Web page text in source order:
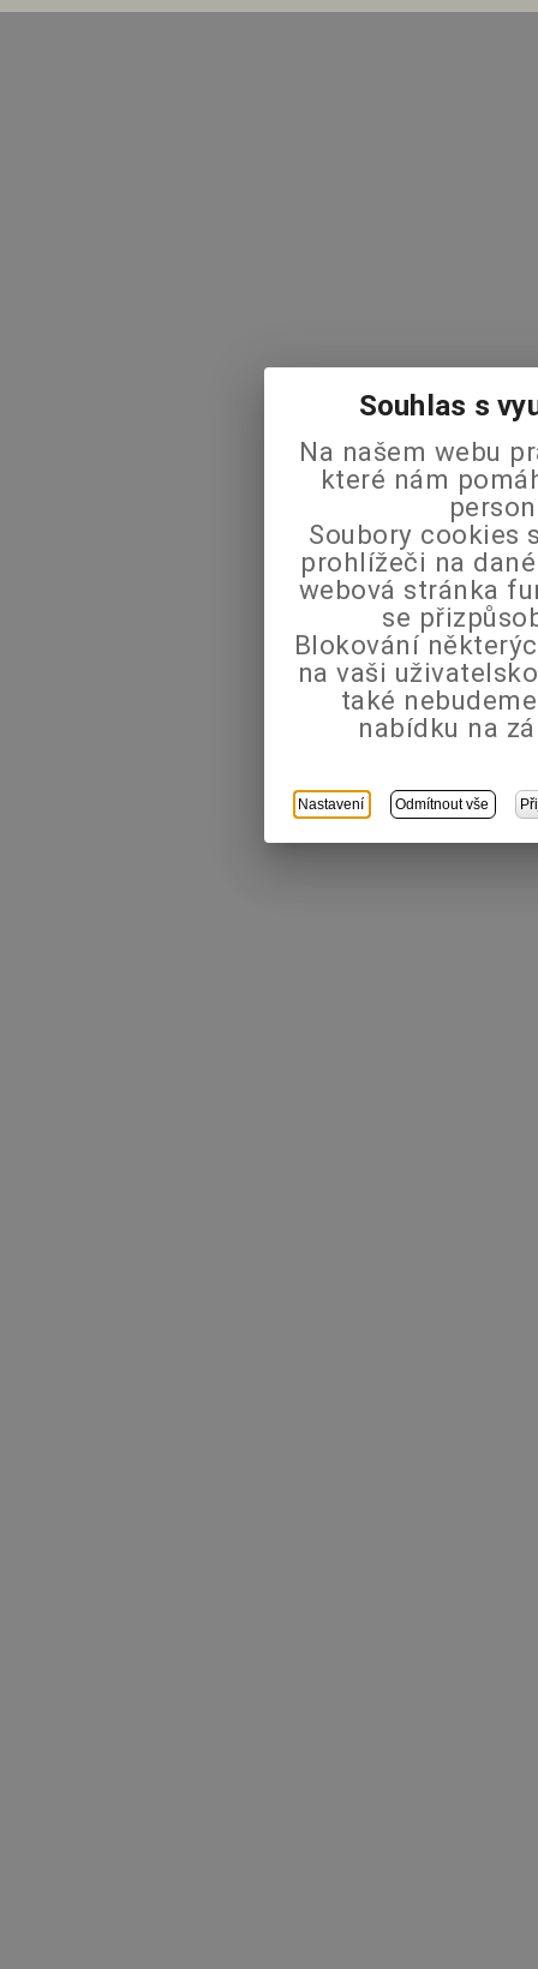
Souhlas s
Na našem webu
které nám
Soubory cookies
prohlížeči na
webová stránka
se
Blokování
na vaši
také
nabídku na
Nastavení Odmítnout vše